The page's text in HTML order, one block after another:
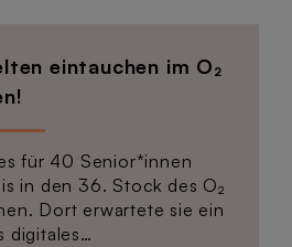
eintauchen im O₂
für 40 Senior*innen
in den 36. Stock des O₂
Dort erwartete sie ein
digitales…